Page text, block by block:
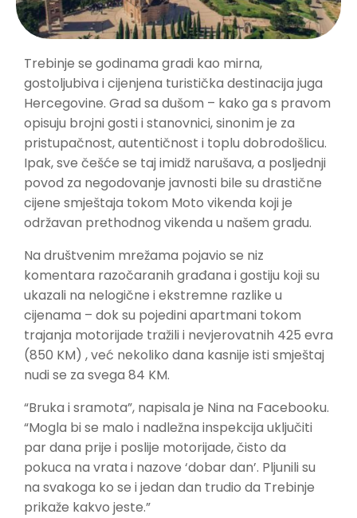
Trebinje se godinama gradi kao mirna,
gostoljubiva i cijenjena turistička destinacija juga
Hercegovine. Grad sa dušom – kako ga s pravom
opisuju brojni gosti i stanovnici, sinonim je za
pristupačnost, autentičnost i toplu dobrodošlicu.
Ipak, sve češće se taj imidž narušava, a posljednji
povod za negodovanje javnosti bile su drastične
cijene smještaja tokom Moto vikenda koji je
održavan prethodnog vikenda u našem gradu.
Na društvenim mrežama pojavio se niz
komentara razočaranih građana i gostiju koji su
ukazali na nelogične i ekstremne razlike u
cijenama – dok su pojedini apartmani tokom
trajanja motorijade tražili i nevjerovatnih 425 evra
(850 KM) , već nekoliko dana kasnije isti smještaj
nudi se za svega 84 KM.
“Bruka i sramota”, napisala je Nina na Facebooku.
“Mogla bi se malo i nadležna inspekcija uključiti
par dana prije i poslije motorijade, čisto da
pokuca na vrata i nazove ‘dobar dan’. Pljunili su
na svakoga ko se i jedan dan trudio da Trebinje
prikaže kakvo jeste.”